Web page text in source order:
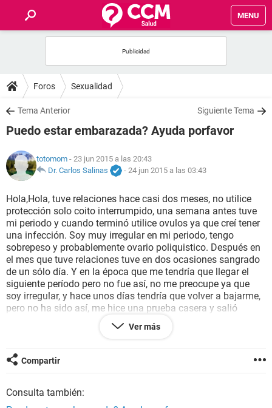
MENU
FOROS
SALUD
NUTRICIÓN
BIENESTAR
SEXUALIDAD
GLOSARIO
Foros Sexualidad
Tema Anterior Siguiente Tema
Puedo estar embarazada? Ayuda porfavor
totomom - 23 jun 2015 a las 20:43
Dr. Carlos Salinas
- 24 jun 2015 a las 03:43
Hola,Hola, tuve relaciones hace casi dos meses, no utilice
protección solo coito interrumpido, una semana antes tuve
mi periodo y cuando terminó utilice ovulos ya que creí tener
una infección. Soy muy irregular en mi periodo, tengo
sobrepeso y probablemente ovario poliquistico. Después en
el mes que tuve relaciones tuve en dos ocasiones sangrado
de un sólo día. Y en la época que me tendría que llegar el
siguiente período pero no fue así, no me preocupe ya que
soy irregular, y hace unos días tendría que volver a bajarme,
pero no ha sido así, me hice una prueba casera y salió
negativo casi al instante, hay probabilidad de que esté
embarazada y mi desequilibrio hormonal afecte en la prueba
Ver más
Compartir
Consulta también: